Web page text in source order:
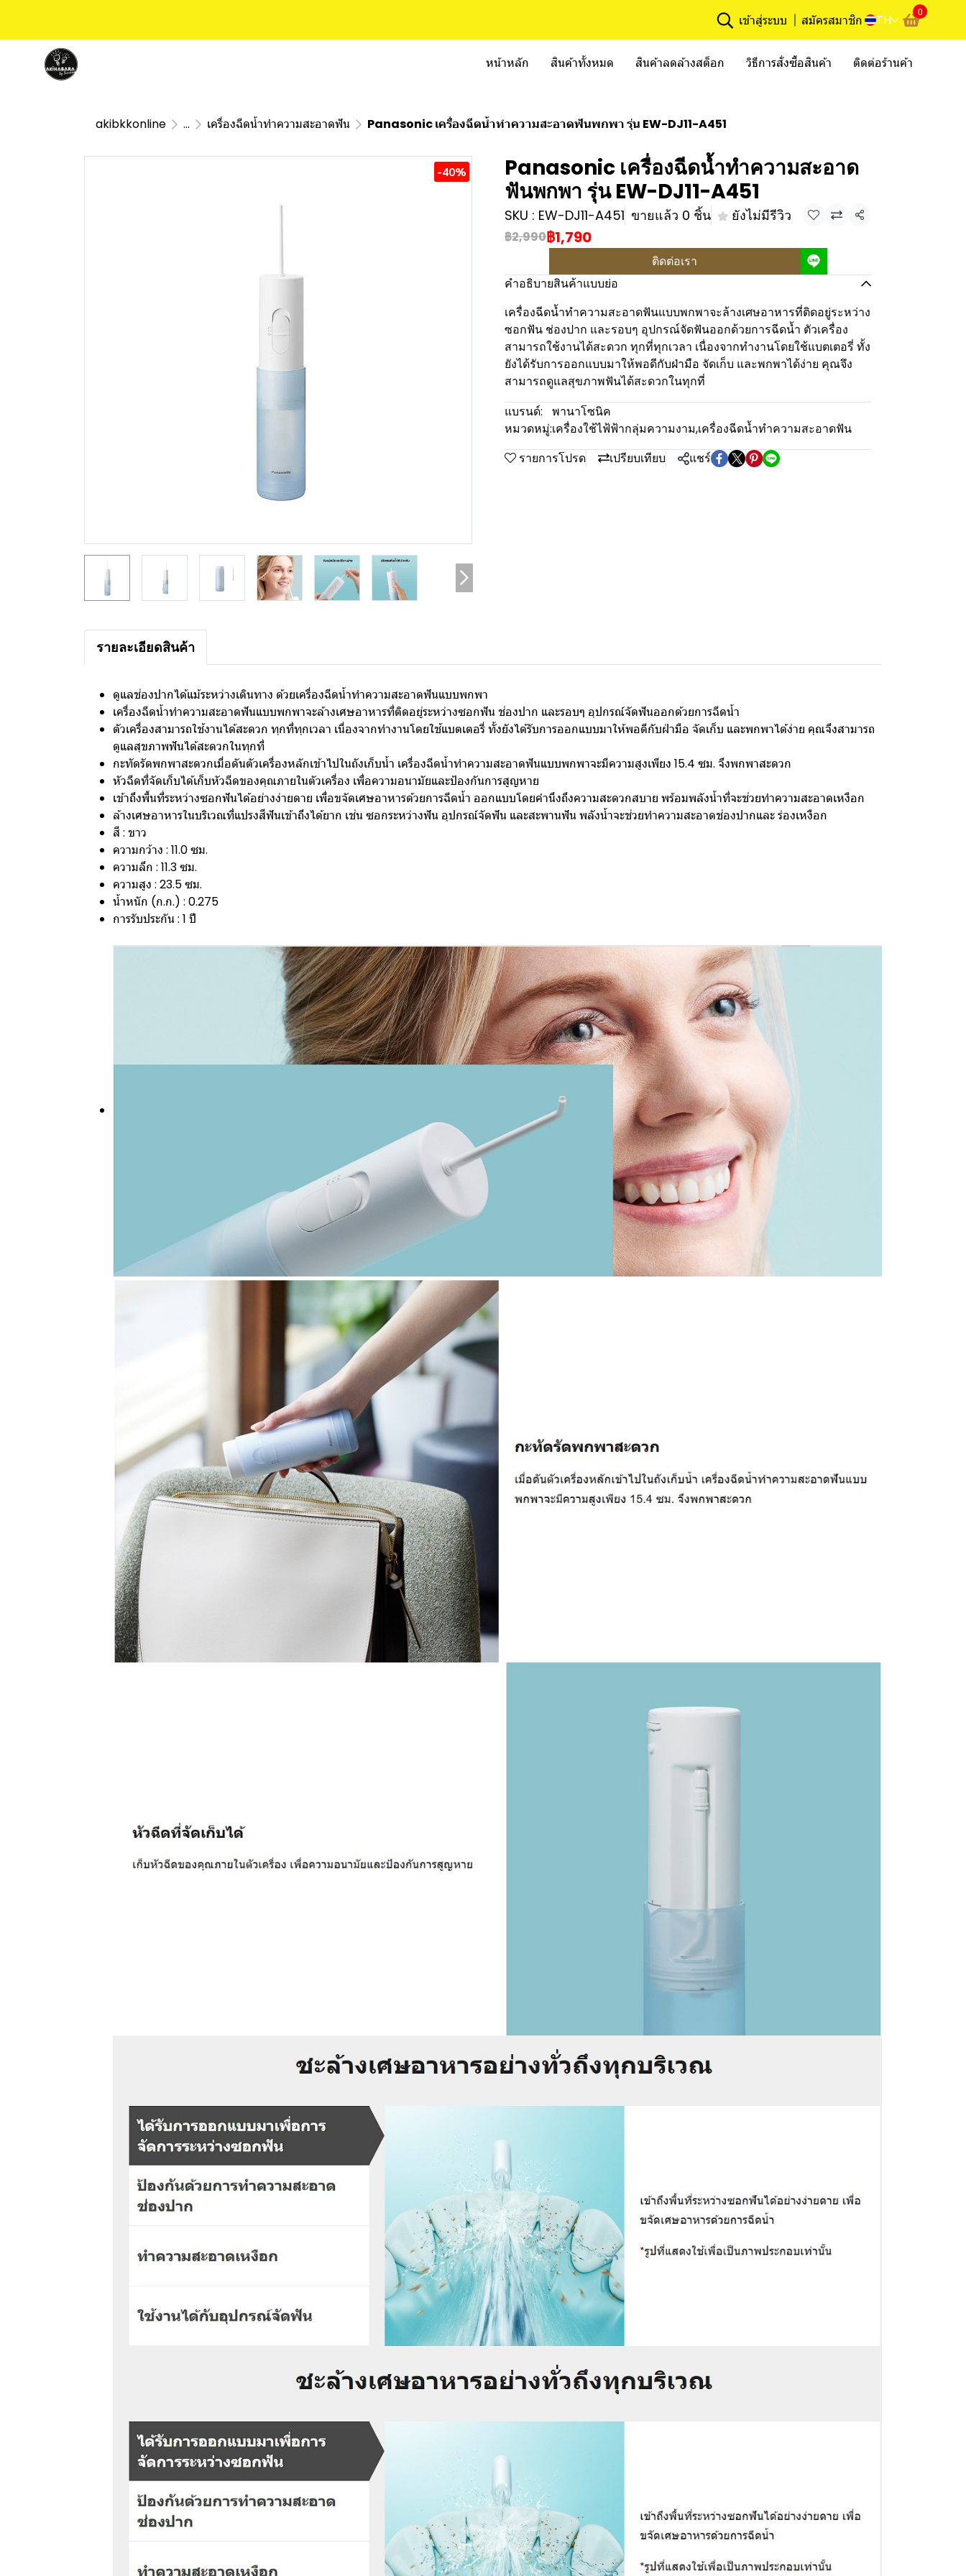
เข้าสู่ระบบ สมัครสมาชิก TH
0
หน้าหลัก สินค้าทั้งหมด สินค้าลดล้างสต็อก วิธีการสั่งซื้อสินค้า ติดต่อร้านค้า
akibkkonline ... เครื่องฉีดน้ำทำความสะอาดฟัน Panasonic เครื่องฉีดน้ำทำความสะอาดฟันพกพา รุ่น EW-DJ11-A451
-40%
Panasonic เครื่องฉีดน้ำทำความสะอาด
ฟันพกพา รุ่น EW-DJ11-A451
SKU : EW-DJ11-A451 ขายแล้ว 0 ชิ้น ยังไม่มีรีวิว แชร์
฿2,990฿1,790
ติดต่อเรา
คำอธิบายสินค้าแบบย่อ
เครื่องฉีดน้ำทำความสะอาดฟันแบบพกพาจะล้างเศษอาหารที่ติดอยู่ระหว่าง
ซอกฟัน ช่องปาก และรอบๆ อุปกรณ์จัดฟันออกด้วยการฉีดน้ำ ตัวเครื่อง
สามารถใช้งานได้สะดวก ทุกที่ทุกเวลา เนื่องจากทำงานโดยใช้แบตเตอรี่ ทั้ง
ยังได้รับการออกแบบมาให้พอดีกับฝ่ามือ จัดเก็บ และพกพาได้ง่าย คุณจึง
สามารถดูแลสุขภาพฟันได้สะดวกในทุกที่
แบรนด์:
พานาโซนิค
หมวดหมู่:เครื่องใช้ไฟ้ฟ้ากลุ่มความงาม,เครื่องฉีดน้ำทำความสะอาดฟัน
รายการโปรด
เปรียบเทียบ แชร์
รายละเอียดสินค้า
ดูแลช่องปากได้แม้ระหว่างเดินทาง ด้วยเครื่องฉีดน้ำทำความสะอาดฟันแบบพกพา
เครื่องฉีดน้ำทำความสะอาดฟันแบบพกพาจะล้างเศษอาหารที่ติดอยู่ระหว่างซอกฟัน ช่องปาก และรอบๆ อุปกรณ์จัดฟันออกด้วยการฉีดน้ำ
ตัวเครื่องสามารถใช้งานได้สะดวก ทุกที่ทุกเวลา เนื่องจากทำงานโดยใช้แบตเตอรี่ ทั้งยังได้รับการออกแบบมาให้พอดีกับฝ่ามือ จัดเก็บ และพกพาได้ง่าย คุณจึงสามารถ
ดูแลสุขภาพฟันได้สะดวกในทุกที่
กะทัดรัดพกพาสะดวกเมื่อดันตัวเครื่องหลักเข้าไปในถังเก็บน้ำ เครื่องฉีดน้ำทำความสะอาดฟันแบบพกพาจะมีความสูงเพียง 15.4 ซม. จึงพกพาสะดวก
หัวฉีดที่จัดเก็บได้เก็บหัวฉีดของคุณภายในตัวเครื่อง เพื่อความอนามัยและป้องกันการสูญหาย
เข้าถึงพื้นที่ระหว่างซอกฟันได้อย่างง่ายดาย เพื่อขจัดเศษอาหารด้วยการฉีดน้ำ ออกแบบโดยคำนึงถึงความสะดวกสบาย พร้อมพลังน้ำที่จะช่วยทำความสะอาดเหงือก
ล้างเศษอาหารในบริเวณที่แปรงสีฟันเข้าถึงได้ยาก เช่น ซอกระหว่างฟัน อุปกรณ์จัดฟัน และสะพานฟัน พลังน้ำจะช่วยทำความสะอาดช่องปากและ ร่องเหงือก
สี : ขาว
ความกว้าง : 11.0 ซม.
ความลึก : 11.3 ซม.
ความสูง : 23.5 ซม.
น้ำหนัก (ก.ก.) : 0.275
การรับประกัน : 1 ปี